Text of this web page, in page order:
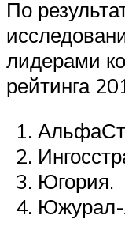
По
лидерами
рейтинга
Югория.